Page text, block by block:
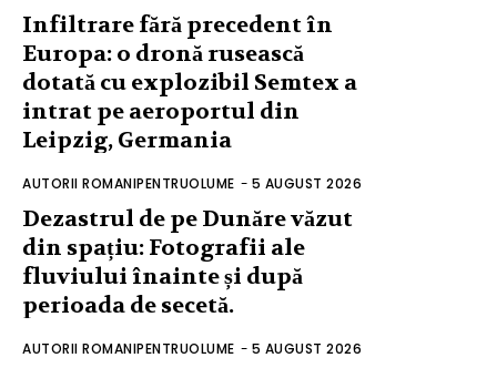
Infiltrare fără precedent în
Europa: o dronă rusească
dotată cu explozibil Semtex a
intrat pe aeroportul din
Leipzig, Germania
AUTORII ROMANIPENTRUOLUME - 5 AUGUST 2026
Dezastrul de pe Dunăre văzut
din spațiu: Fotografii ale
fluviului înainte și după
perioada de secetă.
AUTORII ROMANIPENTRUOLUME - 5 AUGUST 2026